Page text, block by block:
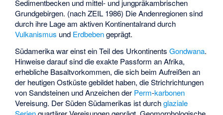
Sedimentbecken und mittel- und jungpräkambrischen
Grundgebirgen. (nach ZEIL 1986) Die Andenregionen sind
durch ihre Lage am aktiven Kontinentalrand durch
Vulkanismus und Erdbebengeprägt.
Südamerika war einst ein Teil des UrkontinentsGondwana.
Hinweise darauf sind die exakte Passform an Afrika,
erhebliche Basaltvorkommen, die sich beim Aufreißen an
der heutigen Ostküste gebildet haben, die Strichrichtungen
von Sandsteinen und Anzeichen der Perm-karbonen
Vereisung. Der Süden Südamerikas ist durchglaziale